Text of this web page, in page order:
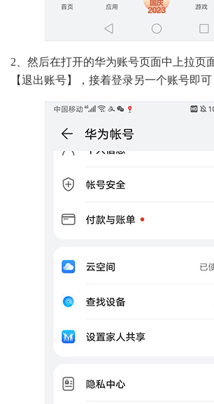
2、然后在打开的华为账号页面中上拉页
【退出账号】，接着登录另一个账号即可